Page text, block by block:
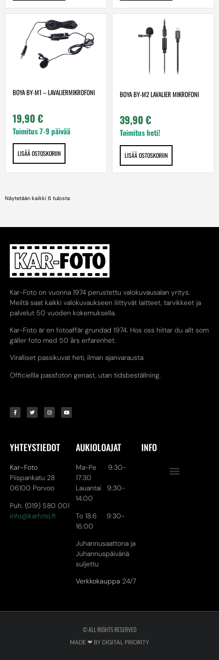
BOYA BY-M1 – LAVALIERMIKROFONI
19,90 €
Toimitus 7-9 päivää
LISÄÄ OSTOSKORIIN
BOYA BY-M2 LAVALIER MIKROFONI
39,90 €
Toimitus heti!
LISÄÄ OSTOSKORIIN
Näytetään kaikki 6 tulosta
Kar-Foto on vuonna 1974 perustettu valokuvausalan yritys.
Meiltä saat kaikki valokuvaukseen liittyvät laitteet, tarvikkeet ja
palvelut 50 vuoden kokemuksella.
Kar-Foto är en fotoaffär grundad 1974. Hos oss hittar du allt som
gäller foto med 50 års erfarenhet.
Viralliset passikuvat heti, ilman ajanvarausta.
Officiellla passfoton genast, utan tidsbeställning.
YHTEYSTIEDOT
Kar-Foto
Piispankatu 28
06100 Porvoo
Puh. (019) 580 001
info@karfoto.fi
AUKIOLOAJAT
Ma-Pe 9:30-
17:30
Lauantai 9:30-
14:00
To 18.6 9:30-
16:00
Juhannusaattona ja
Juhannuspäivänä
suljettu
Verkkokauppa 24/7
INFO
© ALL RIGHTS RESERVED
MADE ❤ BY DIGITAL PRIORITY